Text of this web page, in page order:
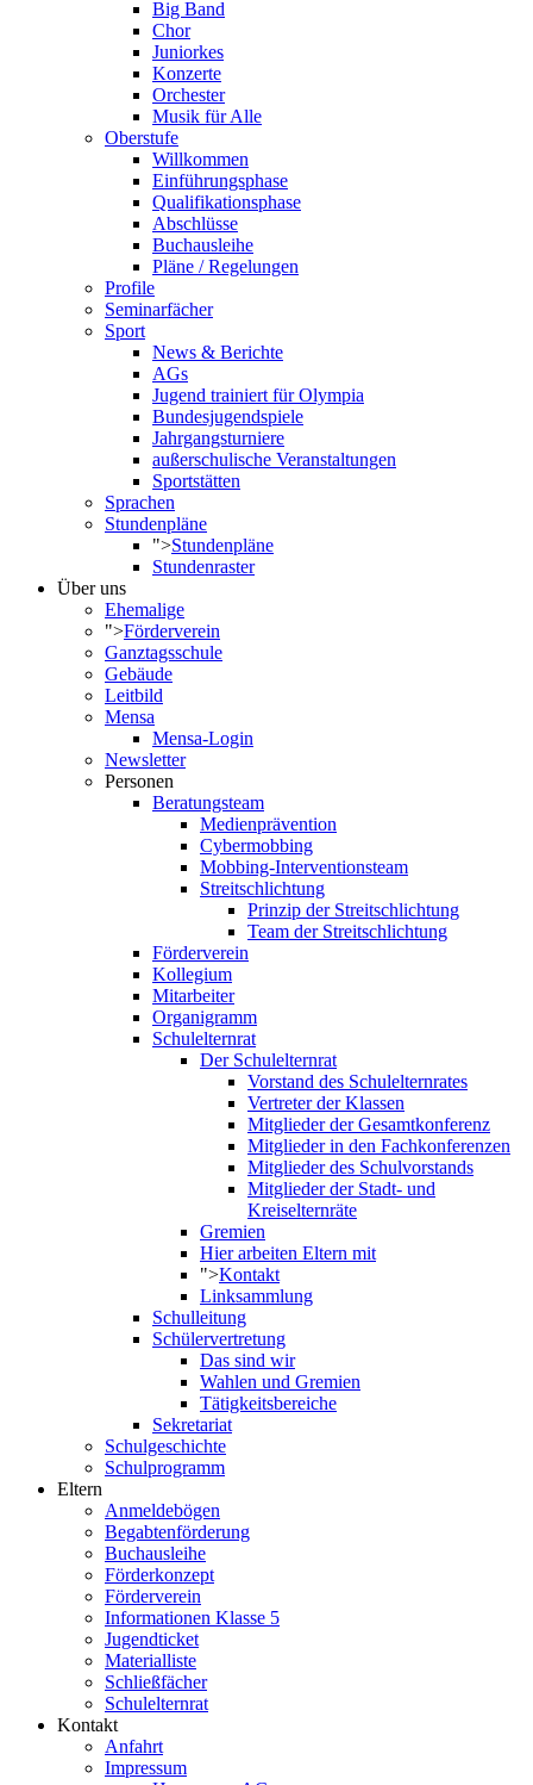
Big Band
Chor
Juniorkes
Konzerte
Orchester
Musik für Alle
Oberstufe
Willkommen
Einführungsphase
Qualifikationsphase
Abschlüsse
Buchausleihe
Pläne / Regelungen
Profile
Seminarfächer
Sport
News & Berichte
AGs
Jugend trainiert für Olympia
Bundesjugendspiele
Jahrgangsturniere
außerschulische Veranstaltungen
Sportstätten
Sprachen
Stundenpläne
">Stundenpläne
Stundenraster
Über uns
Ehemalige
">Förderverein
Ganztagsschule
Gebäude
Leitbild
Mensa
Mensa-Login
Newsletter
Personen
Beratungsteam
Medienprävention
Cybermobbing
Mobbing-Interventionsteam
Streitschlichtung
Prinzip der Streitschlichtung
Team der Streitschlichtung
Förderverein
Kollegium
Mitarbeiter
Organigramm
Schulelternrat
Der Schulelternrat
Vorstand des Schulelternrates
Vertreter der Klassen
Mitglieder der Gesamtkonferenz
Mitglieder in den Fachkonferenzen
Mitglieder des Schulvorstands
Mitglieder der Stadt- und
Kreiselternräte
Gremien
Hier arbeiten Eltern mit
">Kontakt
Linksammlung
Schulleitung
Schülervertretung
Das sind wir
Wahlen und Gremien
Tätigkeitsbereiche
Sekretariat
Schulgeschichte
Schulprogramm
Eltern
Anmeldebögen
Begabtenförderung
Buchausleihe
Förderkonzept
Förderverein
Informationen Klasse 5
Jugendticket
Materialliste
Schließfächer
Schulelternrat
Kontakt
Anfahrt
Impressum